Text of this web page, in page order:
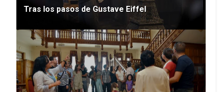
Tras los pasos de Gustave Eiffel